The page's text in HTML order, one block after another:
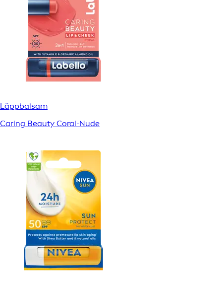
Läppbalsam
Caring Beauty Coral-Nude